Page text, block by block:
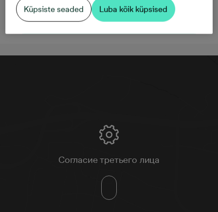
Oставить контактную информацию
Согласие третьего лица
Küpsiste seaded Luba kõik küpsised